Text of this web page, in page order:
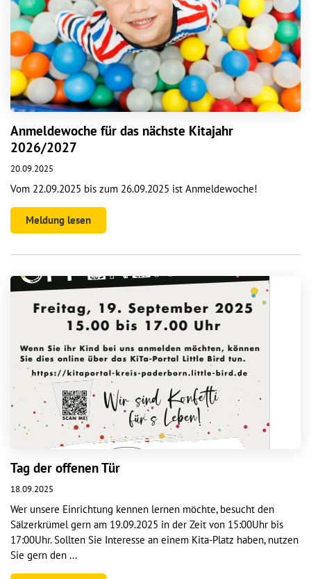
Anmeldewoche für das nächste Kitajahr
2026/2027
20.09.2025
Vom 22.09.2025 bis zum 26.09.2025 ist Anmeldewoche!
Meldung lesen
Tag der offenen Tür
18.09.2025
Wer unsere Einrichtung kennen lernen möchte, besucht den
Sälzerkrümel gern am 19.09.2025 in der Zeit von 15:00Uhr bis
17:00Uhr. Sollten Sie Interesse an einem Kita-Platz haben, nutzen
Sie gern den ...